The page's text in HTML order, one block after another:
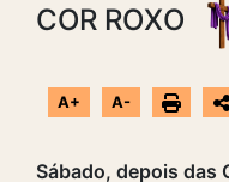
COR ROXO
A+ A-
Sábado, depois das